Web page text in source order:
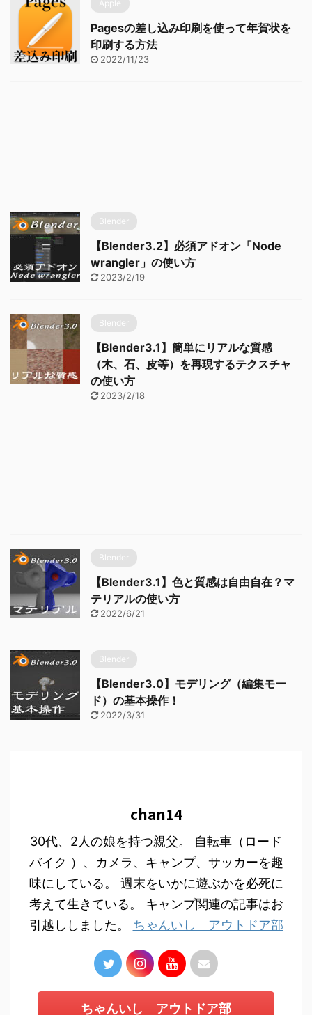
Apple
Pagesの差し込み印刷を使って年賀状を
印刷する方法
2022/11/23
Blender
【Blender3.2】必須アドオン「Node
wrangler」の使い方
2023/2/19
Blender
【Blender3.1】簡単にリアルな質感
（木、石、皮等）を再現するテクスチャ
の使い方
2023/2/18
Blender
【Blender3.1】色と質感は自由自在？マ
テリアルの使い方
2022/6/21
Blender
【Blender3.0】モデリング（編集モー
ド）の基本操作！
2022/3/31
chan14
30代、2人の娘を持つ親父。 自転車（ロード
バイク ）、カメラ、キャンプ、サッカーを趣
味にしている。 週末をいかに遊ぶかを必死に
考えて生きている。 キャンプ関連の記事はお
引越ししました。 ちゃんいし アウトドア部
ちゃんいし アウトドア部